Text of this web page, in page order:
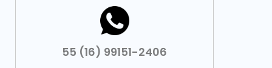
55 (16) 99151-2406